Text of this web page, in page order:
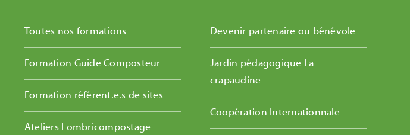
Toutes nos formations
Formation Guide Composteur
Formation référent.e.s de sites
Ateliers Lombricompostage
Devenir partenaire ou bénévole
Jardin pédagogique La
crapaudine
Coopération Internationnale